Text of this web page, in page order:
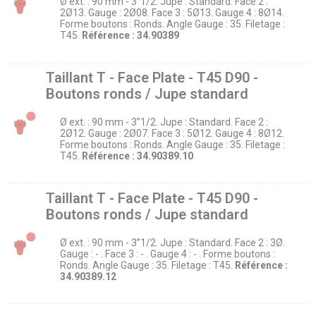
2Ø13. Gauge : 2Ø08. Face 3 : 5Ø13. Gauge 4 : 8Ø14.
Forme boutons : Ronds. Angle Gauge : 35. Filetage :
T45.
Référence : 34.90389
Taillant T - Face Plate - T45 D90 -
Boutons ronds / Jupe standard
Ø ext. : 90 mm - 3’’1/2. Jupe : Standard. Face 2 :
2Ø12. Gauge : 2Ø07. Face 3 : 5Ø12. Gauge 4 : 8Ø12.
Forme boutons : Ronds. Angle Gauge : 35. Filetage :
T45.
Référence : 34.90389.10
Taillant T - Face Plate - T45 D90 -
Boutons ronds / Jupe standard
Ø ext. : 90 mm - 3’’1/2. Jupe : Standard. Face 2 : 3Ø.
Gauge : - . Face 3 : - . Gauge 4 : - . Forme boutons :
Ronds. Angle Gauge : 35. Filetage : T45.
Référence :
34.90389.12